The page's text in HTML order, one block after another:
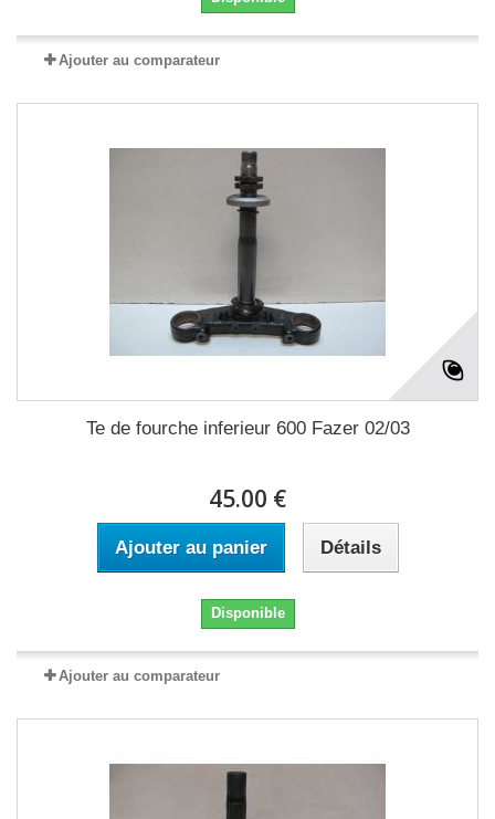
Ajouter au comparateur
Te de fourche inferieur 600 Fazer 02/03
45.00 €
Ajouter au panier Détails
Disponible
Ajouter au comparateur